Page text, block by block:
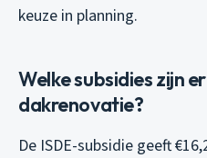
keuze in planning.
Welke subsidies zijn
dakrenovatie?
De ISDE-subsidie geeft